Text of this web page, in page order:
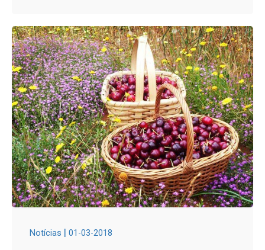
Notícias | 01-03-2018